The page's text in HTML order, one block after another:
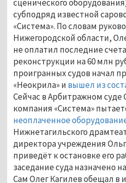
сценического
субподряд известной
«Система». По словам
Нижегородской области,
не оплатил последние
реконструкции на 60 млн
проигранных судов начал
«Неокрила» и вышел из
Сейчас в Арбитражном суде
компания «Система»
неоплаченное
Нижнетагильского
директора учреждения
приведёт к остановке его
заседание суда назначено
Сам Олег Кагилев обещал в